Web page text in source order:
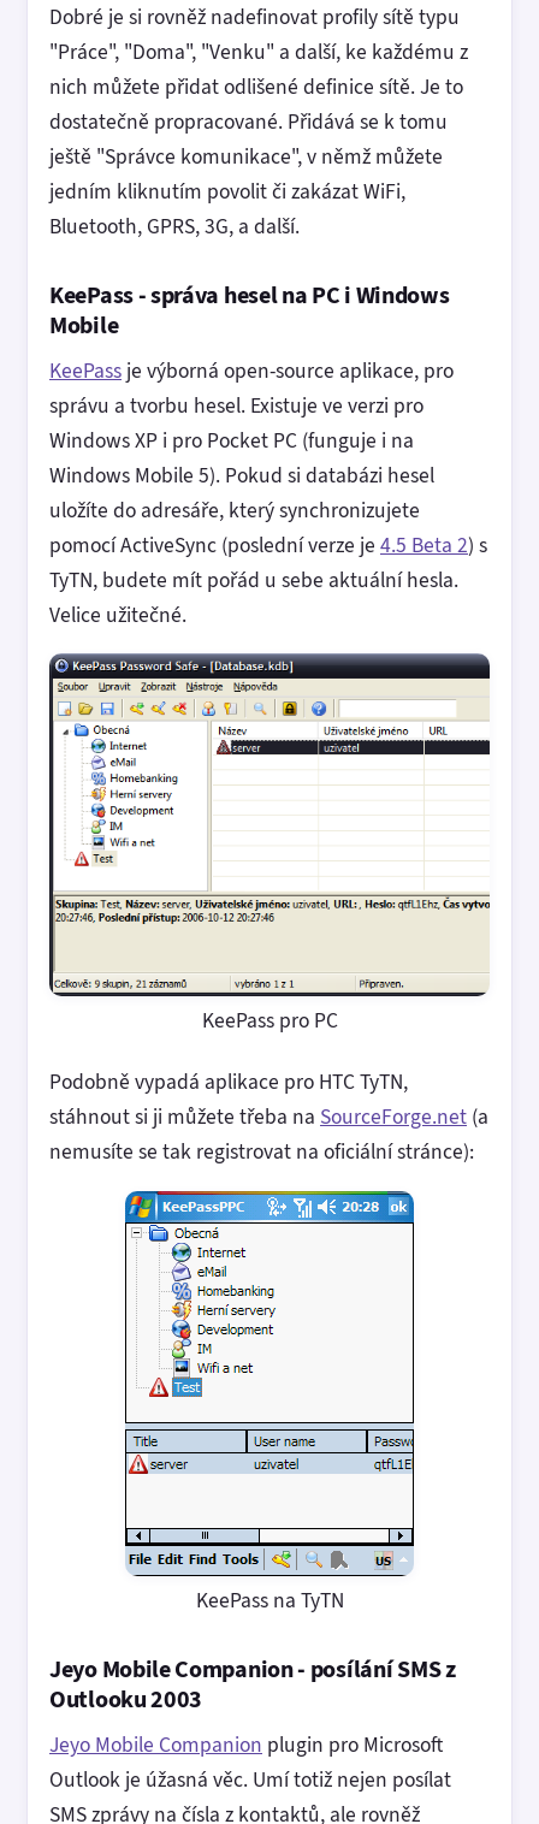
Dobré je si rovněž nadefinovat profily sítě typu
"Práce", "Doma", "Venku" a další, ke každému z
nich můžete přidat odlišené definice sítě. Je to
dostatečně propracované. Přidává se k tomu
ještě "Správce komunikace", v němž můžete
jedním kliknutím povolit či zakázat WiFi,
Bluetooth, GPRS, 3G, a další.
KeePass - správa hesel na PC i Windows
Mobile
KeePass je výborná open-source aplikace, pro
správu a tvorbu hesel. Existuje ve verzi pro
Windows XP i pro Pocket PC (funguje i na
Windows Mobile 5). Pokud si databázi hesel
uložíte do adresáře, který synchronizujete
pomocí ActiveSync (poslední verze je 4.5 Beta 2) s
TyTN, budete mít pořád u sebe aktuální hesla.
Velice užitečné.
KeePass pro PC
Podobně vypadá aplikace pro HTC TyTN,
stáhnout si ji můžete třeba na SourceForge.net (a
nemusíte se tak registrovat na oficiální stránce):
KeePass na TyTN
Jeyo Mobile Companion - posílání SMS z
Outlooku 2003
Jeyo Mobile Companion plugin pro Microsoft
Outlook je úžasná věc. Umí totiž nejen posílat
SMS zprávy na čísla z kontaktů, ale rovněž